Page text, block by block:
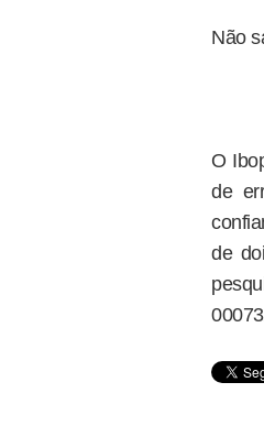
Não
O
de
de